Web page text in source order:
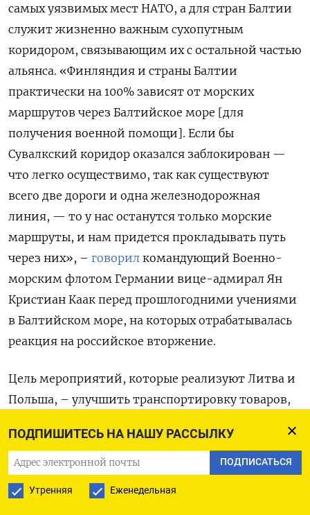
ПОДПИШИТЕСЬ НА НАШУ РАССЫЛКУ
ПОДПИСАТЬСЯ
Утренняя Еженедельная
самых уязвимых мест НАТО, а для стран Балтии
служит жизненно важным сухопутным
коридором, связывающим их с остальной частью
альянса. «Финляндия и страны Балтии
практически на 100% зависят от морских
маршрутов через Балтийское море [для
получения военной помощи]. Если бы
Сувалкский коридор оказался заблокирован —
что легко осуществимо, так как существуют
всего две дороги и одна железнодорожная
линия, — то у нас останутся только морские
маршруты, и нам придется прокладывать путь
через них», – говорил командующий Военно-
морским флотом Германии вице-адмирал Ян
Кристиан Каак перед прошлогодними учениями
в Балтийском море, на которых отрабатывалась
реакция на российское вторжение.
Цель мероприятий, которые реализуют Литва и
Польша, – улучшить транспортировку товаров,
эвакуацию гражданского населения в случае
войны. «Это еще одна возможность обеспечить
более эффективную логистику в трудные
времена, – сказал Годляускас. – Эти дороги